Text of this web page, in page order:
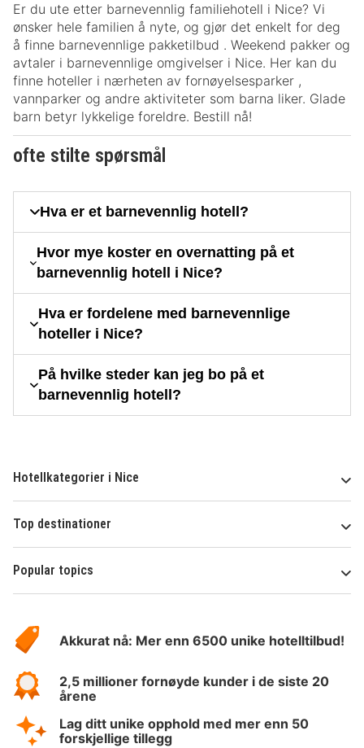
Er du ute etter barnevennlig familiehotell i Nice? Vi
ønsker hele familien å nyte, og gjør det enkelt for deg
å finne barnevennlige pakketilbud . Weekend pakker og
avtaler i barnevennlige omgivelser i Nice. Her kan du
finne hoteller i nærheten av fornøyelsesparker ,
vannparker og andre aktiviteter som barna liker. Glade
barn betyr lykkelige foreldre. Bestill nå!
ofte stilte spørsmål
Hva er et barnevennlig hotell?
Hvor mye koster en overnatting på et
barnevennlig hotell i Nice?
Hva er fordelene med barnevennlige
hoteller i Nice?
På hvilke steder kan jeg bo på et
barnevennlig hotell?
Hotellkategorier i Nice
Top destinationer
Popular topics
Hotelspecials
Akkurat nå: Mer enn 6500 unike hotelltilbud!
2,5 millioner fornøyde kunder i de siste 20
årene
Lag ditt unike opphold med mer enn 50
forskjellige tillegg